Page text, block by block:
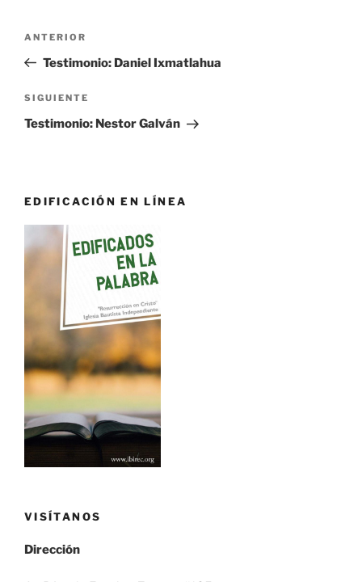
entradas
Entrada
anterior:
ANTERIOR
Testimonio: Daniel Ixmatlahua
Siguiente
entrada
SIGUIENTE
Testimonio: Nestor Galván
EDIFICACIÓN EN LÍNEA
VISÍTANOS
Dirección